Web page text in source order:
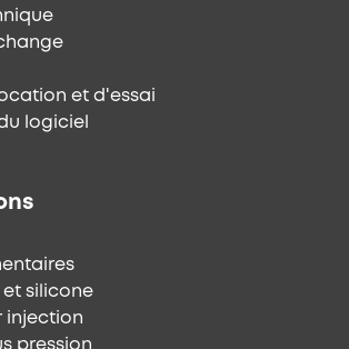
et d'essai
logiciel
silicone
injection
pression